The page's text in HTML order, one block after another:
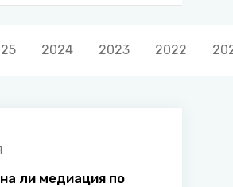
2024 2023 2022
ли медиация по